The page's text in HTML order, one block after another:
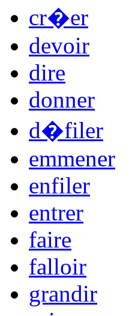
cr�er
devoir
dire
donner
d�filer
emmener
enfiler
entrer
faire
falloir
grandir